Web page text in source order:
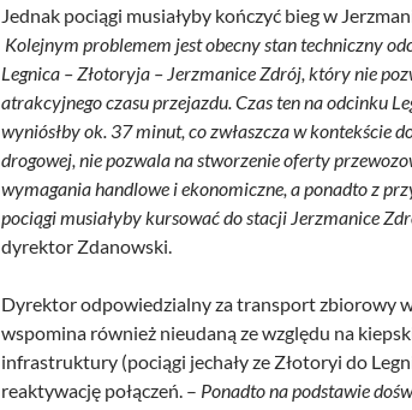
Jednak pociągi musiałyby kończyć bieg w
Kolejnym problemem jest obecny stan techniczny
Legnica – Złotoryja – Jerzmanice Zdrój, który nie
atrakcyjnego czasu przejazdu. Czas ten na odcinku
wyniósłby ok. 37 minut, co zwłaszcza w kontekście
drogowej, nie pozwala na stworzenie oferty
wymagania handlowe i ekonomiczne, a ponadto z
pociągi musiałyby kursować do stacji Jerzmanice
dyrektor Zdanowski.
Dyrektor odpowiedzialny za transport zbiorowy
wspomina również nieudaną ze względu na
infrastruktury (pociągi jechały ze Złotoryi do
reaktywację połączeń. – Ponadto na podstawie